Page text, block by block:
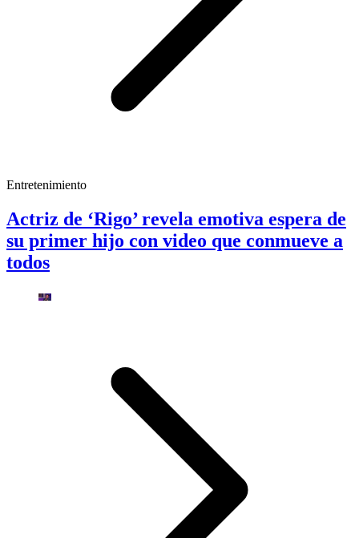
Entretenimiento
Actriz de ‘Rigo’ revela emotiva espera de
su primer hijo con video que conmueve a
todos